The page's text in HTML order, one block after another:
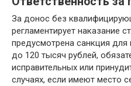
За донос без
регламентирует наказание
предусмотрена санкция
до 120 тысяч рублей,
исправительных или
случаях, если имеют место